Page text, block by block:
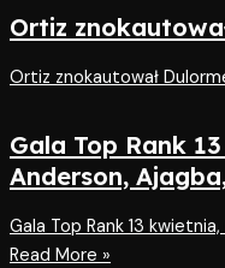
Ortiz
Ortiz znokautował
Gala Top Rank
Anderson,
Gala Top Rank 13
Read More »